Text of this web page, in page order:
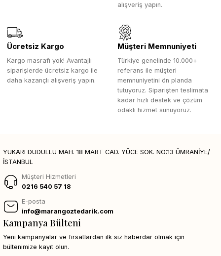
alışveriş yapın.
Ücretsiz Kargo
Kargo masrafı yok! Avantajlı
siparişlerde ücretsiz kargo ile
daha kazançlı alışveriş yapın.
Müşteri Memnuniyeti
Türkiye genelinde 10.000+
referans ile müşteri
memnuniyetini ön planda
tutuyoruz. Siparişten teslimata
kadar hızlı destek ve çözüm
odaklı hizmet sunuyoruz.
YUKARI DUDULLU MAH. 18 MART CAD. YÜCE SOK. NO:13 ÜMRANİYE/
İSTANBUL
Müşteri Hizmetleri
0216 540 57 18
E-posta
info@marangoztedarik.com
Kampanya Bülteni
Yeni kampanyalar ve fırsatlardan ilk siz haberdar olmak için
bültenimize kayıt olun.